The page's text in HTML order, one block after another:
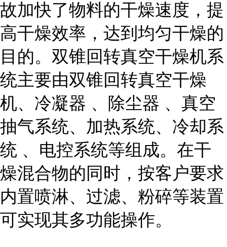
故加快了物料的干燥速度，提
高干燥效率，达到均匀干燥的
目的。双锥回转真空干燥机系
统主要由双锥回转真空干燥
机、 冷凝器 、 除尘器 、真空
抽气系统、加热系统、 冷却系
统 、电控系统等组成。 在干
燥混合物的同时，按客户要求
内置喷淋、过滤、粉碎等装置
可实现其多功能操作。